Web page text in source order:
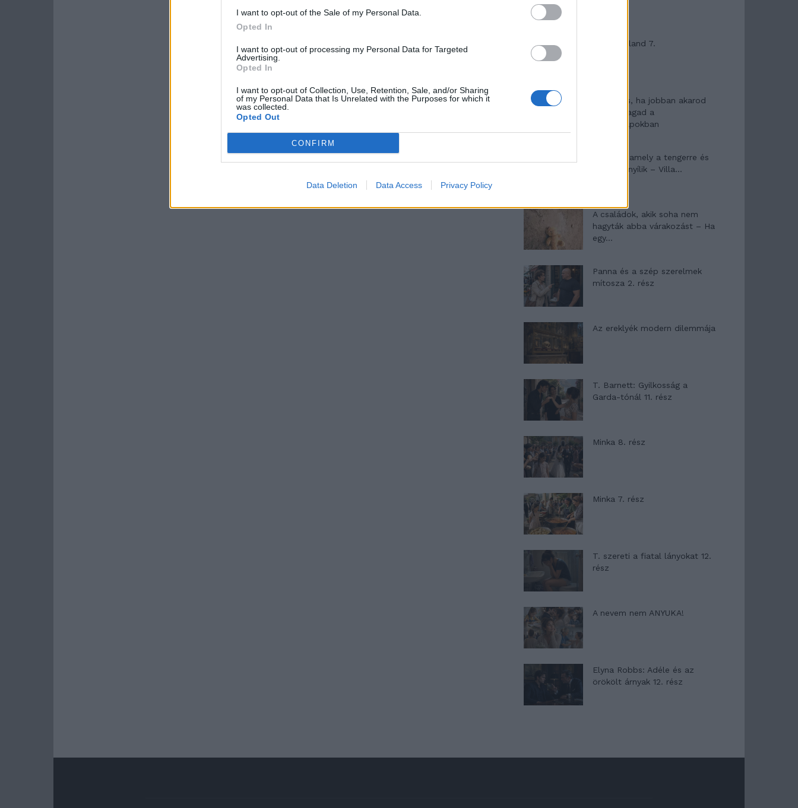
I want to opt-out of the Sale of my Personal Data.
Opted In
I want to opt-out of processing my Personal Data for Targeted
Advertising.
Opted In
I want to opt-out of Collection, Use, Retention, Sale, and/or Sharing
of my Personal Data that Is Unrelated with the Purposes for which it
was collected.
Opted Out
CONFIRM
Data Deletion Data Access Privacy Policy
Máltai kaland 7.
10 tanács, ha jobban akarod
érezni magad a
hétköznapokban
Egy ház, amely a tengerre és
a fényre nyílik – Villa...
A családok, akik soha nem
hagyták abba várakozást – Ha
egy...
Panna és a szép szerelmek
mítosza 2. rész
Az ereklyék modern dilemmája
T. Barnett: Gyilkosság a
Garda-tónál 11. rész
Minka 8. rész
Minka 7. rész
T. szereti a fiatal lányokat 12.
rész
A nevem nem ANYUKA!
Elyna Robbs: Adéle és az
örökölt árnyak 12. rész